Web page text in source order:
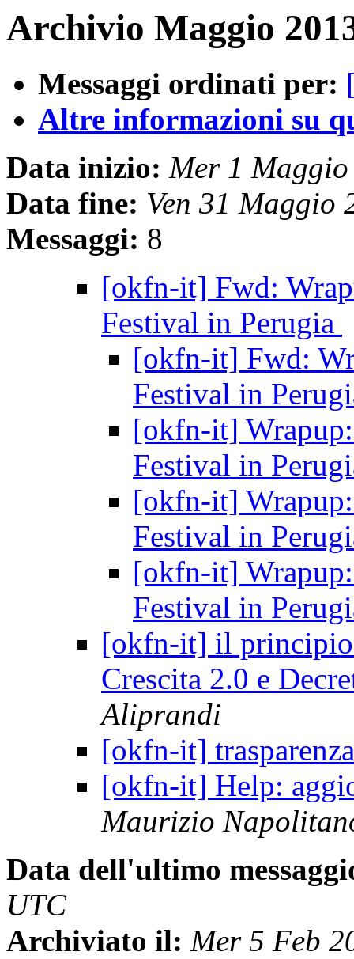
Archivio Maggio
Messaggi ordinati per:
Altre informazioni su
Data inizio: Mer 1
Data fine: Ven 31 Maggio
Messaggi: 8
[okfn-it] Fwd:
Festival in Perugia
[okfn-it] Fwd:
Festival in
[okfn-it]
Festival in
[okfn-it]
Festival in
[okfn-it]
Festival in
[okfn-it] il principio
Crescita 2.0 e
Aliprandi
[okfn-it]
[okfn-it] Help:
Maurizio
Data dell'ultimo
UTC
Archiviato il: Mer 5 Feb